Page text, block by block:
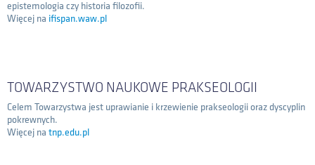
epistemologia czy historia filozofii.
Więcej na ifispan.waw.pl
TOWARZYSTWO NAUKOWE PRAKSEOLOGII
Celem Towarzystwa jest uprawianie i krzewienie prakseologii oraz dyscyplin
pokrewnych.
Więcej na tnp.edu.pl